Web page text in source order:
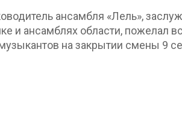
ансамбля «Лель»,
и ансамблях области,
на закрытии смены 9